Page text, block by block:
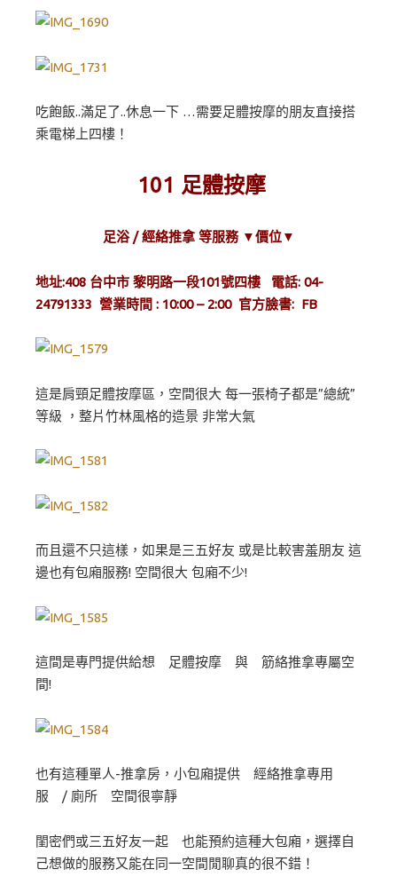
吃飽飯..滿足了..休息一下 …需要足體按摩的朋友直接搭
乘電梯上四樓！
101 足體按摩
足浴 / 經絡推拿 等服務 ▼價位▼
地址:408 台中市 黎明路一段101號四樓 電話: 04-
24791333 營業時間 : 10:00 – 2:00 官方臉書: FB
這是肩頸足體按摩區，空間很大 每一張椅子都是”總統”
等級 ，整片竹林風格的造景 非常大氣
而且還不只這樣，如果是三五好友 或是比較害羞朋友 這
邊也有包廂服務! 空間很大 包廂不少!
這間是專門提供給想 足體按摩 與 筋絡推拿專屬空
間!
也有這種單人-推拿房，小包廂提供 經絡推拿專用
服 / 廁所 空間很寧靜
閨密們或三五好友一起 也能預約這種大包廂，選擇自
己想做的服務又能在同一空間閒聊真的很不錯！